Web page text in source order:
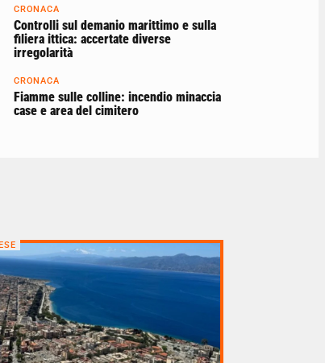
CRONACA
Controlli sul demanio marittimo e sulla
filiera ittica: accertate diverse
irregolarità
CRONACA
Fiamme sulle colline: incendio minaccia
case e area del cimitero